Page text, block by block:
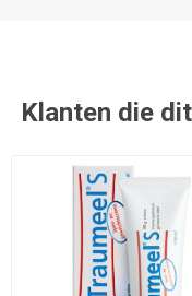
Klanten die